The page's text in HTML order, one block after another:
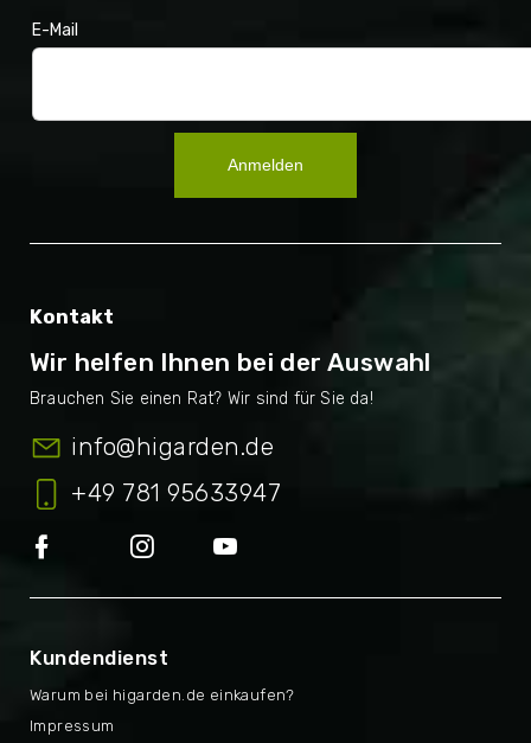
E-Mail
Anmelden
Kontakt
Wir helfen Ihnen bei der Auswahl
info@higarden.de
+49 781 95633947
Kundendienst
Warum bei higarden.de einkaufen?
Impressum